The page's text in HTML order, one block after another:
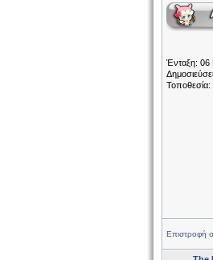
Ένταξη: 06
Επιστροφή